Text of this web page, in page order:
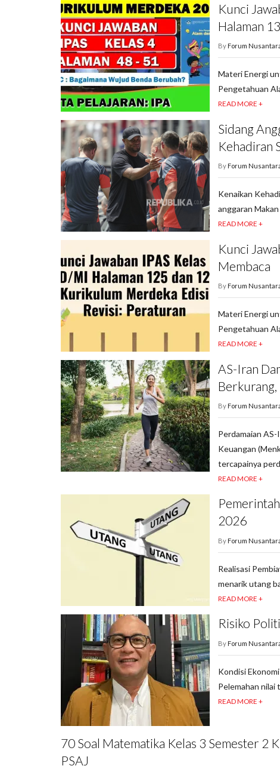
Kunci
Halaman
ByForum
Materi Energi
Pengetahuan
READ MORE +
Sidang
Kehadiran
ByForum
Kenaikan
anggaran
READ MORE +
Kunci
Membaca
ByForum
Materi Energi
Pengetahuan
READ MORE +
AS-Iran
Berkurang,
ByForum
Perdamaian
Keuangan
tercapainya
READ MORE +
2026
ByForum
Realisasi
menarik utang
READ MORE +
Risiko
ByForum
Kondisi
Pelemahan nilai
READ MORE +
70 Soal Matematika Kelas 3 Semester 2
PSAJ